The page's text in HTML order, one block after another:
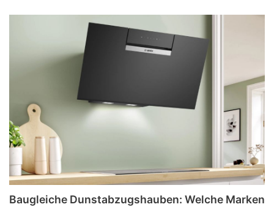
Baugleiche Dunstabzugshauben: Welche Marken